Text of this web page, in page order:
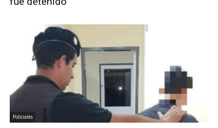
Policiales